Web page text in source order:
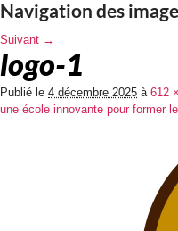
Navigation des
Suivant →
logo-1
Publié le 4 décembre 2025 à 612
une école innovante pour former